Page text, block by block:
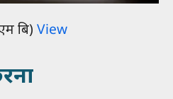
बि) View